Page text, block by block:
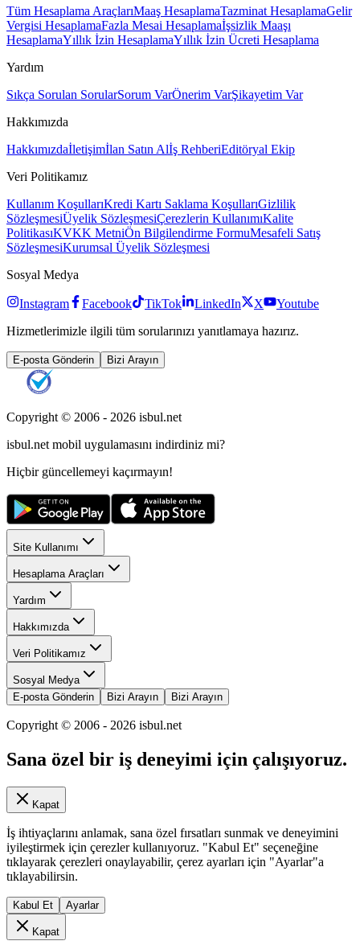
Tüm Hesaplama AraçlarıMaaş HesaplamaTazminat HesaplamaGelir
Vergisi HesaplamaFazla Mesai Hesaplamaİşsizlik Maaşı
HesaplamaYıllık İzin HesaplamaYıllık İzin Ücreti Hesaplama
Yardım
Sıkça Sorulan SorularSorum VarÖnerim VarŞikayetim Var
Hakkımızda
Hakkımızdaİletişimİlan Satın Alİş RehberiEditöryal Ekip
Veri Politikamız
Kullanım KoşullarıKredi Kartı Saklama KoşullarıGizlilik
SözleşmesiÜyelik SözleşmesiÇerezlerin KullanımıKalite
PolitikasıKVKK MetniÖn Bilgilendirme FormuMesafeli Satış
SözleşmesiKurumsal Üyelik Sözleşmesi
Sosyal Medya
Instagram Facebook TikTok LinkedIn X
Youtube
Hizmetlerimizle ilgili tüm sorularınızı yanıtlamaya hazırız.
E-posta Gönderin Bizi Arayın
Copyright © 2006 - 2026 isbul.net
isbul.net mobil uygulamasını indirdiniz mi?
Hiçbir güncellemeyi kaçırmayın!
Site Kullanımı
Hesaplama Araçları
Yardım
Hakkımızda
Veri Politikamız
Sosyal Medya
E-posta Gönderin
Bizi Arayın Bizi Arayın
Copyright © 2006 - 2026 isbul.net
Sana özel bir iş deneyimi için çalışıyoruz.
Kapat
İş ihtiyaçlarını anlamak, sana özel fırsatları sunmak ve deneyimini
iyileştirmek için çerezler kullanıyoruz. "Kabul Et" seçeneğine
tıklayarak çerezleri onaylayabilir, çerez ayarları için "Ayarlar"a
tıklayabilirsin.
Kabul Et Ayarlar
Kapat